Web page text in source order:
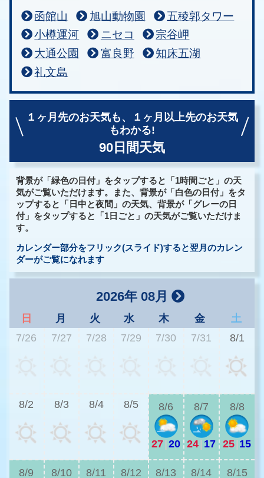
函館山 旭山動物園
五稜郭タワー
小樽運河
ニセコ
宗谷岬
大通公園
富良野
知床五湖
礼文島
１ヶ月先のお天気も、
１ヶ月以上先のお天気
もわかる!
90日間天気
背景が「緑色の日付」をタップすると「1時間ごと」の天
気がご覧いただけます。また、背景が「白色の日付」をタ
ップすると「日中と夜間」の天気、背景が「グレーの日
付」をタップすると「1日ごと」の天気がご覧いただけま
す。
カレンダー部分をフリック(スライド)すると翌月のカレン
ダーがご覧になれます
2026年 08月
日 月 火 水 木 金
土
7/26
7/27 7/28 7/29 7/30 7/31 8/1
8/2 8/3 8/4 8/5 8/6
27|20
8/7
24| 17
8/8
25|15
8/9 8/10 8/11 8/12 8/13 8/14 8/15